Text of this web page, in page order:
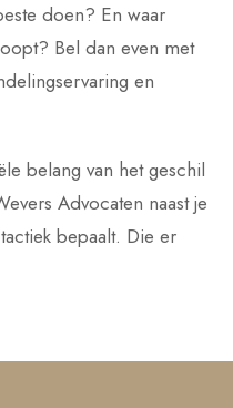
doen? En waar
Bel dan even met
en
belang van het geschil
Advocaten naast je
bepaalt. Die er